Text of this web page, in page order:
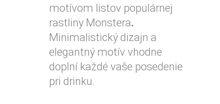
motívom listov populárnej
rastliny Monstera.
Minimalistický dizajn a
elegantný motív vhodne
doplní každé vaše posedenie
pri drinku.